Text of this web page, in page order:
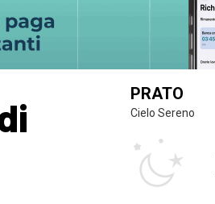
PRATO
Cielo Sereno